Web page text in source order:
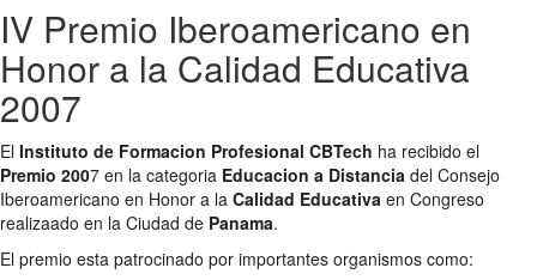
IV Premio Iberoamericano en
Honor a la Calidad Educativa
2007
El Instituto de Formacion Profesional CBTech ha recibido el
Premio 2007 en la categoria Educacion a Distancia del Consejo
Iberoamericano en Honor a la Calidad Educativa en Congreso
realizaado en la Ciudad de Panama.
El premio esta patrocinado por importantes organismos como: